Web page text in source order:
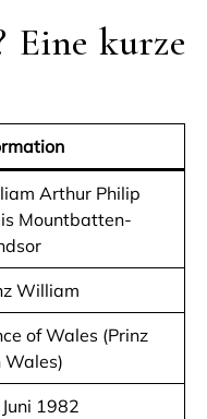
kurze
Arthur Philip
Mountbatten-
William
of Wales (Prinz
Wales)
1982